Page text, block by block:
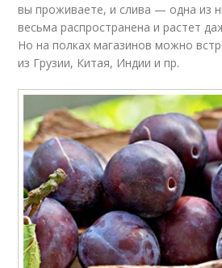
вы проживаете, и слива — одна из
весьма распространена и растет
Но на полках магазинов можно
из Грузии, Китая, Индии и пр.